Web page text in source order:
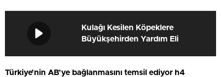
Kulağı Kesilen Köpeklere
Büyükşehirden Yardım Eli
Türkiye’nin AB’ye bağlanmasını temsil ediyor h4